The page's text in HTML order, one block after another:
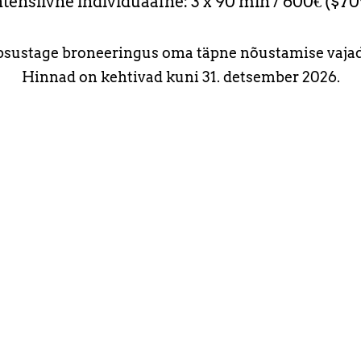
broneeringus oma täpne nõustamise
Hinnad on kehtivad kuni 31. detsember 2026.